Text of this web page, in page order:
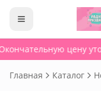
цену
Главная Каталог